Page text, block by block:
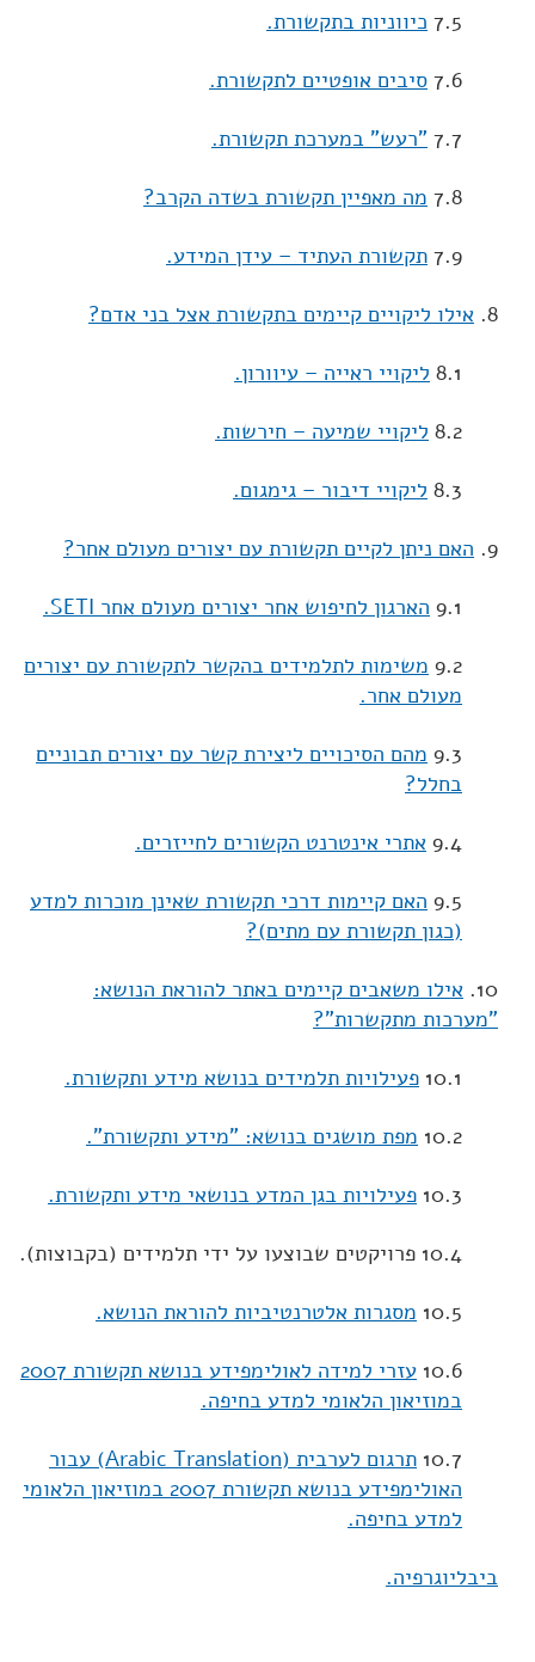
7.5 כיווניות בתקשורת.
7.6 סיבים אופטיים לתקשורת.
7.7 "רעש" במערכת תקשורת.
7.8 מה מאפיין תקשורת בשדה הקרב?
7.9 תקשורת העתיד – עידן המידע.
8. אילו ליקויים קיימים בתקשורת אצל בני אדם?
8.1 ליקויי ראייה – עיוורון.
8.2 ליקויי שמיעה – חירשות.
8.3 ליקויי דיבור – גימגום.
9. האם ניתן לקיים תקשורת עם יצורים מעולם אחר?
9.1 הארגון לחיפוש אחר יצורים מעולם אחר SETI.
9.2 משימות לתלמידים בהקשר לתקשורת עם יצורים
מעולם אחר.
9.3 מהם הסיכויים ליצירת קשר עם יצורים תבוניים
בחלל?
9.4 אתרי אינטרנט הקשורים לחייזרים.
9.5 האם קיימות דרכי תקשורת שאינן מוכרות למדע
(כגון תקשורת עם מתים)?
10. אילו משאבים קיימים באתר להוראת הנושא:
"מערכות מתקשרות"?
10.1 פעילויות תלמידים בנושא מידע ותקשורת.
10.2 מפת מושגים בנושא: "מידע ותקשורת".
10.3 פעילויות בגן המדע בנושאי מידע ותקשורת.
10.4 פרויקטים שבוצעו על ידי תלמידים (בקבוצות).
10.5 מסגרות אלטרנטיביות להוראת הנושא.
10.6
עזרי למידה לאולימפידע בנושא תקשורת 2007
במוזיאון הלאומי למדע בחיפה.
10.7
תרגום לערבית (Arabic Translation) עבור
האולימפידע בנושא תקשורת 2007 במוזיאון הלאומי
למדע בחיפה.
ביבליוגרפיה.